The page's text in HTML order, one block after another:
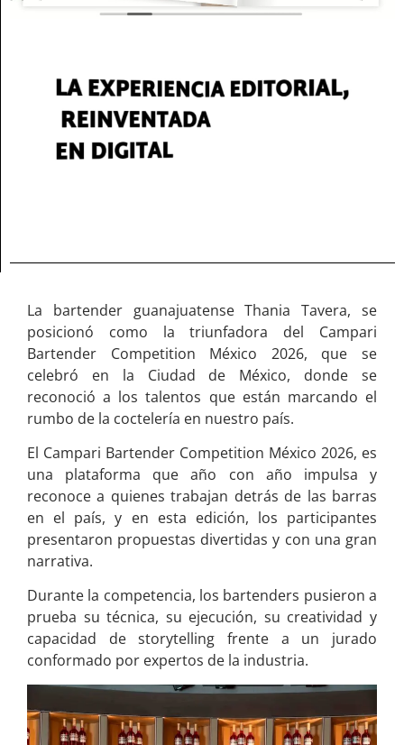
La bartender guanajuatense Thania Tavera, se
posicionó como la triunfadora del Campari
Bartender Competition México 2026, que se
celebró en la Ciudad de México, donde se
reconoció a los talentos que están marcando el
rumbo de la coctelería en nuestro país.
El Campari Bartender Competition México 2026, es
una plataforma que año con año impulsa y
reconoce a quienes trabajan detrás de las barras
en el país, y en esta edición, los participantes
presentaron propuestas divertidas y con una gran
narrativa.
Durante la competencia, los bartenders pusieron a
prueba su técnica, su ejecución, su creatividad y
capacidad de storytelling frente a un jurado
conformado por expertos de la industria.